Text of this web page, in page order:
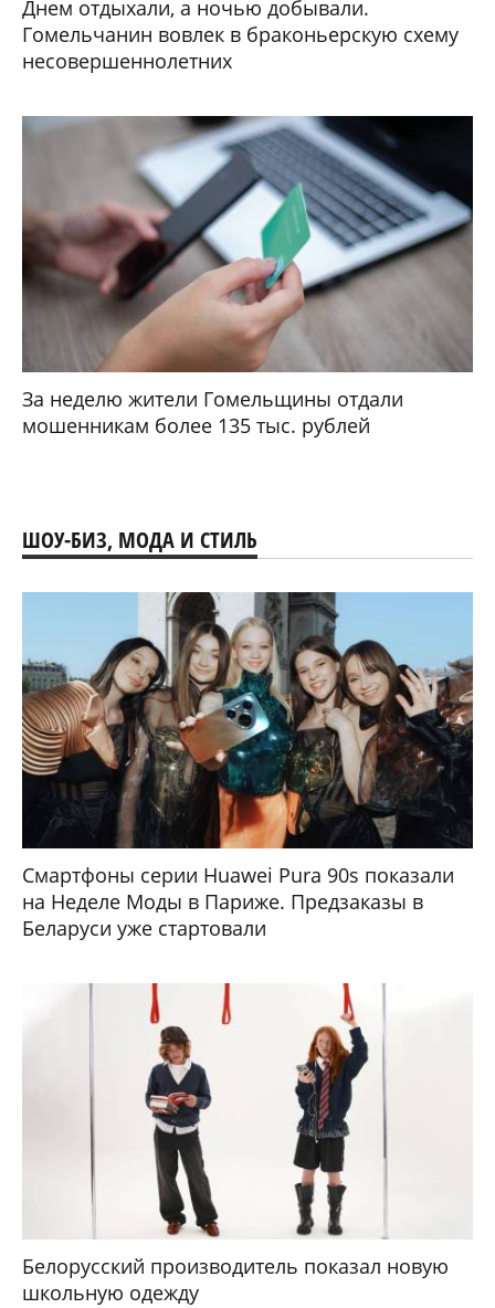
Днем отдыхали, а ночью добывали.
Гомельчанин вовлек в браконьерскую схему
несовершеннолетних
За неделю жители Гомельщины отдали
мошенникам более 135 тыс. рублей
ШОУ-БИЗ, МОДА И СТИЛЬ
Смартфоны серии Huawei Pura 90s показали
на Неделе Моды в Париже. Предзаказы в
Беларуси уже стартовали
Белорусский производитель показал новую
школьную одежду